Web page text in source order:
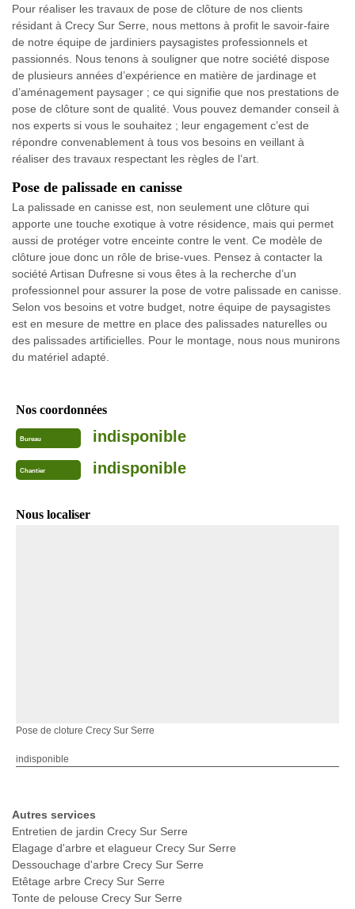
Pour réaliser les travaux de pose de clôture de nos clients
résidant à Crecy Sur Serre, nous mettons à profit le savoir-faire
de notre équipe de jardiniers paysagistes professionnels et
passionnés. Nous tenons à souligner que notre société dispose
de plusieurs années d’expérience en matière de jardinage et
d’aménagement paysager ; ce qui signifie que nos prestations de
pose de clôture sont de qualité. Vous pouvez demander conseil à
nos experts si vous le souhaitez ; leur engagement c’est de
répondre convenablement à tous vos besoins en veillant à
réaliser des travaux respectant les règles de l’art.
Pose de palissade en canisse
La palissade en canisse est, non seulement une clôture qui
apporte une touche exotique à votre résidence, mais qui permet
aussi de protéger votre enceinte contre le vent. Ce modèle de
clôture joue donc un rôle de brise-vues. Pensez à contacter la
société Artisan Dufresne si vous êtes à la recherche d’un
professionnel pour assurer la pose de votre palissade en canisse.
Selon vos besoins et votre budget, notre équipe de paysagistes
est en mesure de mettre en place des palissades naturelles ou
des palissades artificielles. Pour le montage, nous nous munirons
du matériel adapté.
Nos coordonnées
Bureau indisponible
Chantier indisponible
Nous localiser
Pose de cloture Crecy Sur Serre
indisponible
Autres services
Entretien de jardin Crecy Sur Serre
Elagage d'arbre et elagueur Crecy Sur Serre
Dessouchage d'arbre Crecy Sur Serre
Etêtage arbre Crecy Sur Serre
Tonte de pelouse Crecy Sur Serre